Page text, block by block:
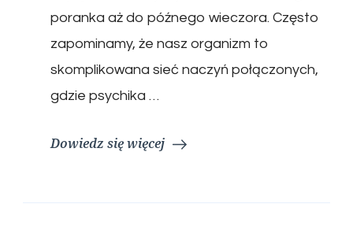
poranka aż do późnego wieczora. Często
zapominamy, że nasz organizm to
skomplikowana sieć naczyń połączonych,
gdzie psychika …
Dowiedz się więcej